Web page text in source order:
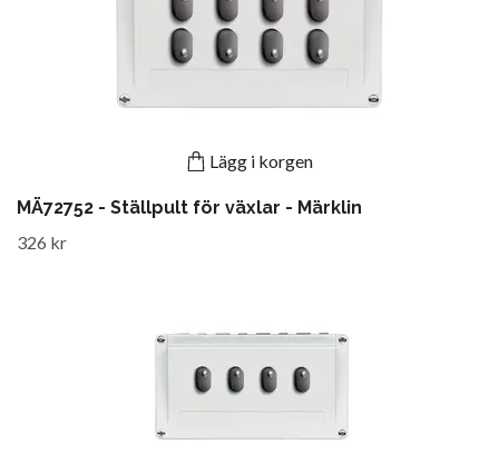
Lägg i korgen
MÄ72752 - Ställpult för växlar - Märklin
326 kr